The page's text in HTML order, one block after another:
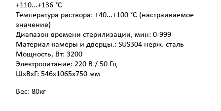
+110...+136 °С
Температура раствора: +40...+100 °С (настраиваемое
значение)
Диапазон времени стерилизации, мин: 0-999
Материал камеры и дверцы.: SUS304 нерж. сталь
Мощность, Вт: 3200
Электропитание: 220 В / 50 Гц
ШxВxГ: 546x1065x750 мм
Вес: 80кг